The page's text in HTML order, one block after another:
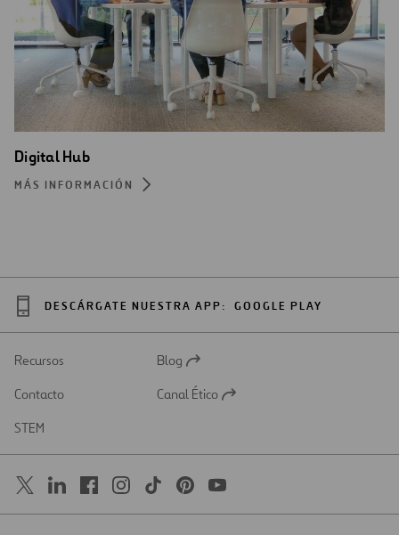
Digital Hub
MÁS INFORMACIÓN
DESCÁRGATE NUESTRA APP: GOOGLE PLAY
Recursos
Abrir
una
Blog
Contacto
Abrir
Canal Ético
STEM